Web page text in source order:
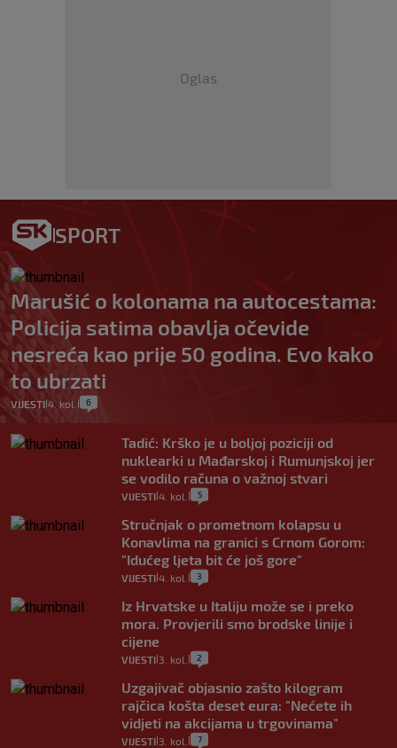
Oglas
SPORT
Marušić o kolonama na autocestama:
Policija satima obavlja očevide
nesreća kao prije 50 godina. Evo kako
to ubrzati
VIJESTI 4. kol. 6
Tadić: Krško je u boljoj poziciji od
nuklearki u Mađarskoj i Rumunjskoj jer
se vodilo računa o važnoj stvari
VIJESTI 4. kol. 5
Stručnjak o prometnom kolapsu u
Konavlima na granici s Crnom Gorom:
"Idućeg ljeta bit će još gore"
VIJESTI 4. kol. 3
Iz Hrvatske u Italiju može se i preko
mora. Provjerili smo brodske linije i
cijene
VIJESTI 3. kol. 2
Uzgajivač objasnio zašto kilogram
rajčica košta deset eura: "Nećete ih
vidjeti na akcijama u trgovinama"
VIJESTI 3. kol. 7